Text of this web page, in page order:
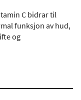
C bidrar til
funksjon av hud,
og